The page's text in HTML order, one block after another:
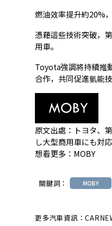
燃油效率提升約20%
憑藉這些技術突破，
用車。
Toyota強調將持續推
合作，共同促進氫能
原文出處： トヨタ、
し大型商用車にも対応
想看更多： MOBY
關鍵詞： MOBY
更多汽車資訊：